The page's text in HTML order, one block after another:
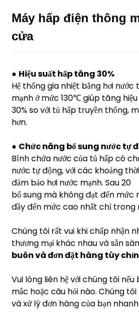
Máy hấp điện thông
cửa
● Hiệu suất hấp tăng 30%
Hệ thống gia nhiệt bằng hơi nước
mạnh ở mức 130℃ giúp tăng
30% so với tủ hấp truyền thống,
hơn.
● Chức năng bổ sung nước tự
Bình chứa nước của tủ hấp có
nước tự động, với các khoảng
đảm bảo hơi nước mạnh. Sau 20
bổ sung mà không đạt đến mức
đầy đến mức cao nhất chỉ trong
Chúng tôi rất vui khi chấp nhận
thương mại khác nhau và sẵn
buôn và đơn đặt hàng tùy
Vui lòng liên hệ với chúng tôi
mắc hoặc câu hỏi nào. Chúng
và xử lý đơn hàng của bạn